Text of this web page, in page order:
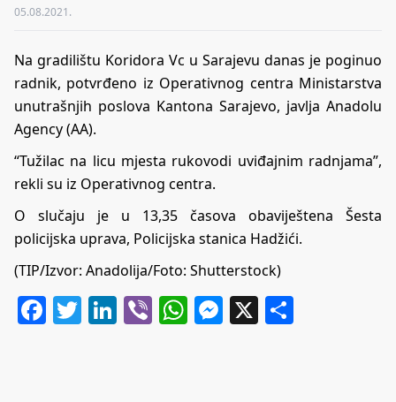
05.08.2021.
Na gradilištu Koridora Vc u Sarajevu danas je poginuo
radnik, potvrđeno iz Operativnog centra Ministarstva
unutrašnjih poslova Kantona Sarajevo, javlja Anadolu
Agency (AA).
“Tužilac na licu mjesta rukovodi uviđajnim radnjama”,
rekli su iz Operativnog centra.
O slučaju je u 13,35 časova obaviještena Šesta
policijska uprava, Policijska stanica Hadžići.
(TIP/Izvor: Anadolija/Foto: Shutterstock)
Facebook
Twitter
LinkedIn
ViberWhatsApp
Messenger
X